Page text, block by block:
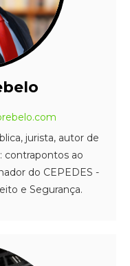
jurista, autor de
contrapontos ao
do CEPEDES -
e Segurança.